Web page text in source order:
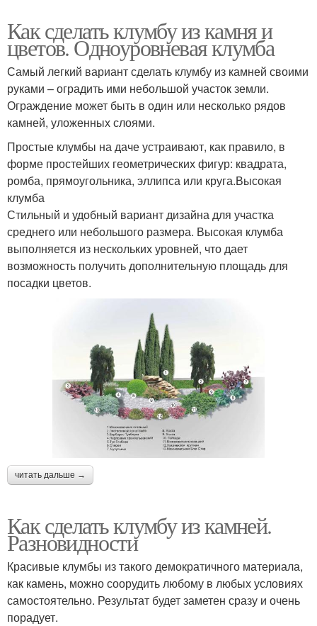
Как сделать клумбу из камня и
цветов. Одноуровневая клумба
Самый легкий вариант сделать клумбу из камней своими
руками – оградить ими небольшой участок земли.
Ограждение может быть в один или несколько рядов
камней, уложенных слоями.
Простые клумбы на даче устраивают, как правило, в
форме простейших геометрических фигур: квадрата,
ромба, прямоугольника, эллипса или круга.Высокая
клумба
Стильный и удобный вариант дизайна для участка
среднего или небольшого размера. Высокая клумба
выполняется из нескольких уровней, что дает
возможность получить дополнительную площадь для
посадки цветов.
читать дальше →
Как сделать клумбу из камней.
Разновидности
Красивые клумбы из такого демократичного материала,
как камень, можно соорудить любому в любых условиях
самостоятельно. Результат будет заметен сразу и очень
порадует.